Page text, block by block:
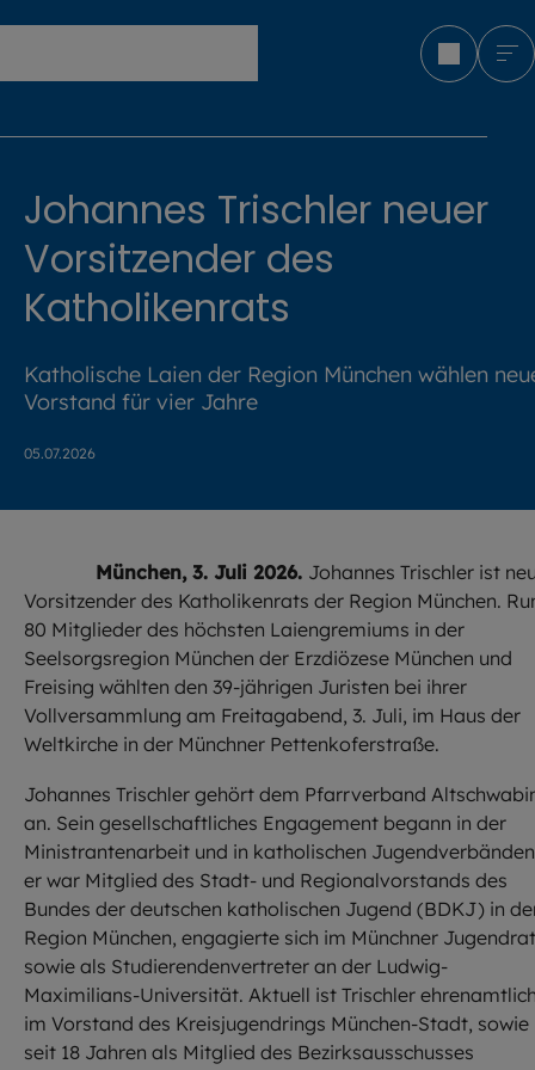
Johannes Trischler neuer
Vorsitzender des
Katholikenrats
Katholische Laien der Region München wählen
Vorstand für vier Jahre
05.07.2026
München, 3. Juli 2026. Johannes Trischler ist
Vorsitzender des Katholikenrats der Region München.
80 Mitglieder des höchsten Laiengremiums in der
Seelsorgsregion München der Erzdiözese München und
Freising wählten den 39-jährigen Juristen bei ihrer
Vollversammlung am Freitagabend, 3. Juli, im Haus der
Weltkirche in der Münchner Pettenkoferstraße.
Johannes Trischler gehört dem Pfarrverband
an. Sein gesellschaftliches Engagement begann in der
Ministrantenarbeit und in katholischen
er war Mitglied des Stadt- und Regionalvorstands des
Bundes der deutschen katholischen Jugend (BDKJ) in
Region München, engagierte sich im Münchner Jugendrat
sowie als Studierendenvertreter an der Ludwig-
Maximilians-Universität. Aktuell ist Trischler
im Vorstand des Kreisjugendrings München-Stadt, sowie
seit 18 Jahren als Mitglied des Bezirksausschusses